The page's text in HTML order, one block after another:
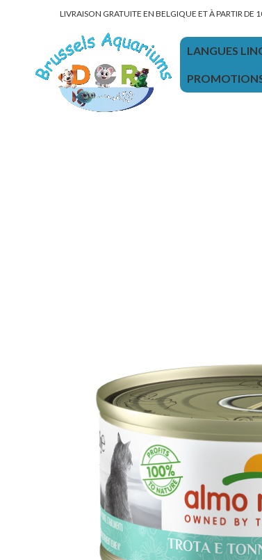
LIVRAISON GRATUITE EN BELGIQUE ET À PARTIR
LANGUES